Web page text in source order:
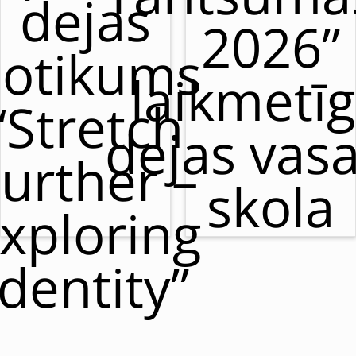
dejas
–
2026”
dejas
skola